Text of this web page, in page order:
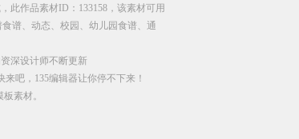
此作品素材ID：133158，该素材可用
谱、动态、校园、幼儿园食谱、通
深设计师不断更新
吧，135编辑器让你停不下来！
素材。